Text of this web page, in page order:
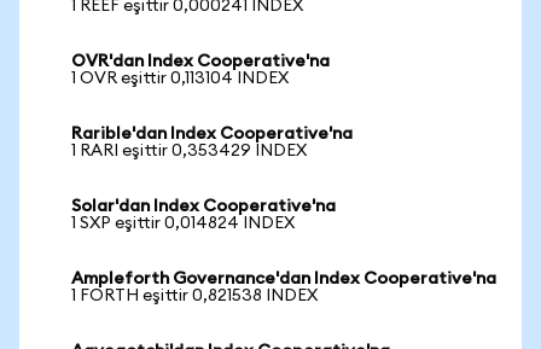
1 REEF eşittir 0,000241 INDEX
OVR'dan Index Cooperative'na
1 OVR eşittir 0,113104 INDEX
Rarible'dan Index Cooperative'na
1 RARI eşittir 0,353429 INDEX
Solar'dan Index Cooperative'na
1 SXP eşittir 0,014824 INDEX
Ampleforth Governance'dan Index Cooperative'na
1 FORTH eşittir 0,821538 INDEX